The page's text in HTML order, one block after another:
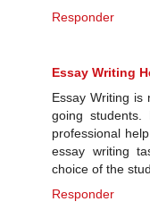
Responder
Essay Writing
Essay Writing is
going
professional
essay writing
choice of the
Responder